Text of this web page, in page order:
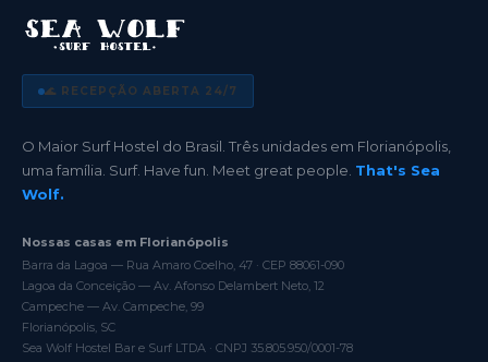
🌊 RECEPÇÃO ABERTA 24/7
O Maior Surf Hostel do Brasil. Três unidades em Florianópolis,
uma família. Surf. Have fun. Meet great people. That's Sea
Wolf.
Nossas casas em Florianópolis
Barra da Lagoa — Rua Amaro Coelho, 47 · CEP 88061-090
Lagoa da Conceição — Av. Afonso Delambert Neto, 12
Campeche — Av. Campeche, 99
Florianópolis, SC
Sea Wolf Hostel Bar e Surf LTDA · CNPJ 35.805.950/0001-78